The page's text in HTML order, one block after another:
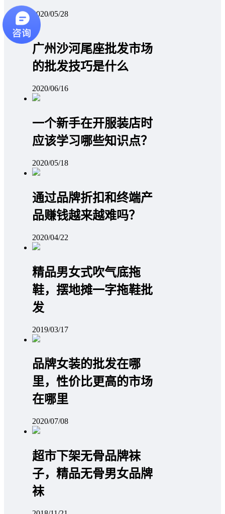
2020/05/28
广州沙河尾座批发市场
的批发技巧是什么
2020/06/16
一个新手在开服装店时
应该学习哪些知识点？
2020/05/18
通过品牌折扣和终端产
品赚钱越来越难吗？
2020/04/22
精品男女式吹气底拖
鞋，摆地摊一字拖鞋批
发
2019/03/17
品牌女装的批发在哪
里，性价比更高的市场
在哪里
2020/07/08
超市下架无骨品牌袜
子，精品无骨男女品牌
袜